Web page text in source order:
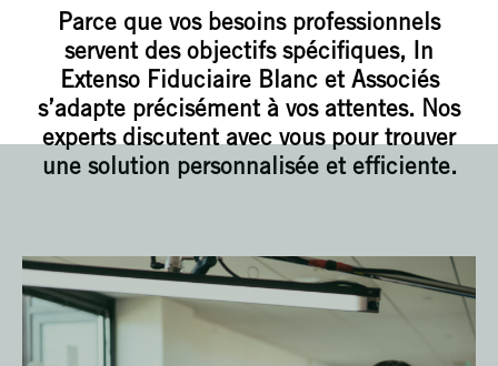
Parce que vos besoins professionnels
servent des objectifs spécifiques, In
Extenso Fiduciaire Blanc et Associés
s’adapte précisément à vos attentes. Nos
experts discutent avec vous pour trouver
une solution personnalisée et efficiente.